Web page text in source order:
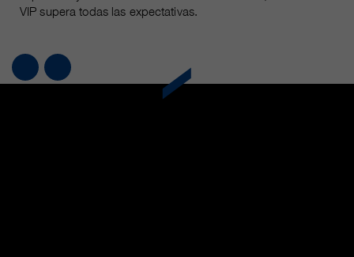
VIP supera todas las expectativas.